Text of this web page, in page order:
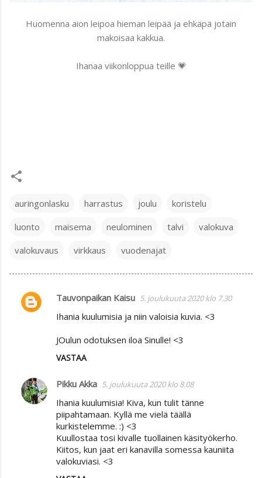
Huomenna aion leipoa hieman leipää ja ehkäpä jotain
makoisaa kakkua.
Ihanaa viikonloppua teille 💗
auringonlasku harrastus joulu
koristelu
luonto
maisema neulominen talvi
valokuva
valokuvaus
virkkaus vuodenajat
K
n
t
Tauvonpaikan Kaisu 5. joulukuuta 2020 klo 7.30
Ihania kuulumisia ja niin valoisia kuvia. <3
JOulun odotuksen iloa Sinulle! <3
VASTAA
Pikku Akka 5. joulukuuta 2020 klo 8.08
Ihania kuulumisia! Kiva, kun tulit tänne
piipahtamaan. Kyllä me vielä täällä
kurkistelemme. :) <3
Kuullostaa tosi kivalle tuollainen käsityökerho.
Kiitos, kun jaat eri kanavilla somessa kauniita
valokuviasi. <3